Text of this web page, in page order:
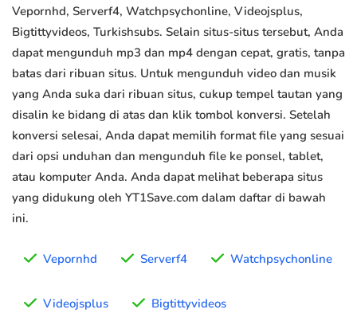
Vepornhd, Serverf4, Watchpsychonline, Videojsplus,
Bigtittyvideos, Turkishsubs. Selain situs-situs tersebut, Anda
dapat mengunduh mp3 dan mp4 dengan cepat, gratis, tanpa
batas dari ribuan situs. Untuk mengunduh video dan musik
yang Anda suka dari ribuan situs, cukup tempel tautan yang
disalin ke bidang di atas dan klik tombol konversi. Setelah
konversi selesai, Anda dapat memilih format file yang sesuai
dari opsi unduhan dan mengunduh file ke ponsel, tablet,
atau komputer Anda. Anda dapat melihat beberapa situs
yang didukung oleh YT1Save.com dalam daftar di bawah
ini.
Vepornhd Serverf4 Watchpsychonline
Videojsplus Bigtittyvideos